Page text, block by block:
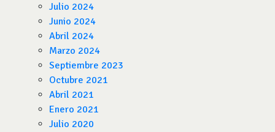
Julio 2024
Junio 2024
Abril 2024
Marzo 2024
Septiembre 2023
Octubre 2021
Abril 2021
Enero 2021
Julio 2020